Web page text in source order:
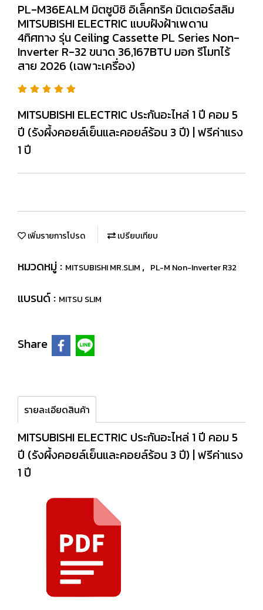
PL-M36EALM มิตซูบิชิ อิเล็คทริค มิตเตอร์สลิม
MITSUBISHI ELECTRIC แบบฝังฝ้าเพดาน
4ทิศทาง รุ่น Ceiling Cassette PL Series Non-
Inverter R-32 ขนาด 36,167BTU มอก รีโมทไร้
สาย 2026 (เฉพาะเครื่อง)
MITSUBISHI ELECTRIC ประกันอะไหล่ 1 ปี คอม 5
ปี (รังผึ้งคอยล์เย็นและคอยล์ร้อน 3 ปี) | ฟรีค่าแรง
1 ปี
เพิ่มรายการโปรด เปรียบเทียบ
หมวดหมู่ : MITSUBISHI MR.SLIM , PL-M Non-Inverter R32
แบรนด์ : MITSU SLIM
Share
รายละเอียดสินค้า
MITSUBISHI ELECTRIC ประกันอะไหล่ 1 ปี คอม 5
ปี (รังผึ้งคอยล์เย็นและคอยล์ร้อน 3 ปี) | ฟรีค่าแรง
1 ปี